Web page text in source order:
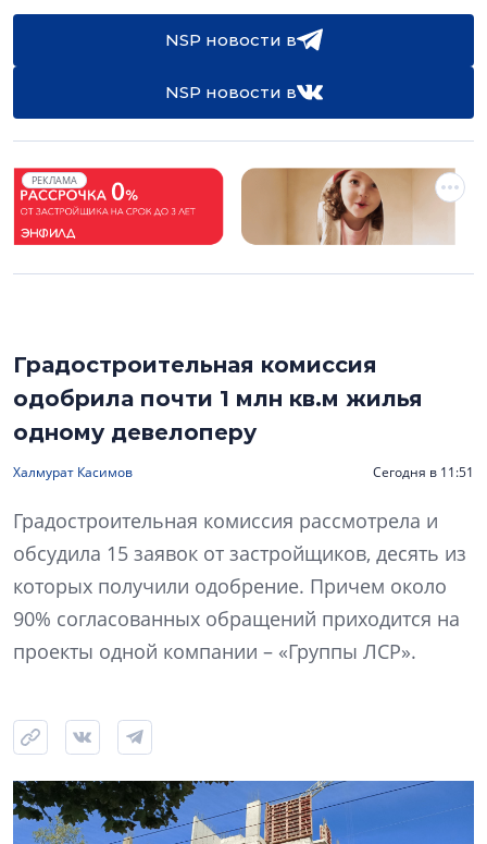
NSP новости в
NSP новости в
РЕКЛАМА
Градостроительная комиссия
одобрила почти 1 млн кв.м жилья
одному девелоперу
Халмурат Касимов Сегодня в 11:51
Градостроительная комиссия рассмотрела и
обсудила 15 заявок от застройщиков, десять из
которых получили одобрение. Причем около
90% согласованных обращений приходится на
проекты одной компании – «Группы ЛСР».